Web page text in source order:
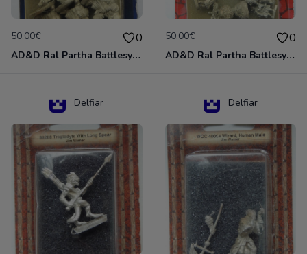
50.00€ 0
AD&D Ral Partha Battlesystem Miniatures Pack Iron Lord Dwarf Crossbowmen 11-854
50.00€ 0
AD&D Ral Partha Battlesystem Villains/Forgotten Realms 11-955 Miniatures
Delfiar Delfiar